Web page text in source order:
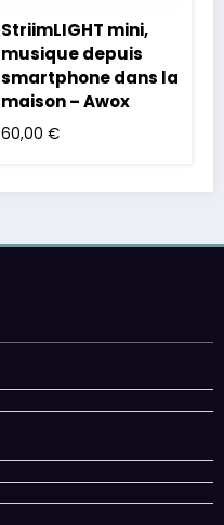
StriimLIGHT mini,
musique depuis
smartphone dans la
maison – Awox
60,00 €